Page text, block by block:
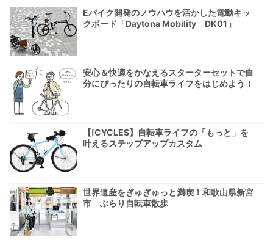
Eバイク開発のノウハウを活かした電動キッ
クボード「Daytona Mobility DK01」
安心＆快適をかなえるスターターセットで自
分にぴったりの自転車ライフをはじめよう！
【!CYCLES】自転車ライフの「もっと」を
叶えるステップアップカスタム
世界遺産をぎゅぎゅっと満喫！和歌山県新宮
市 ぶらり自転車散歩